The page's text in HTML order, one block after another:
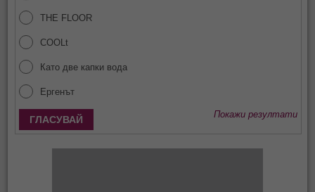
THE FLOOR
COOLt
Като две капки вода
Ергенът
Покажи резултати